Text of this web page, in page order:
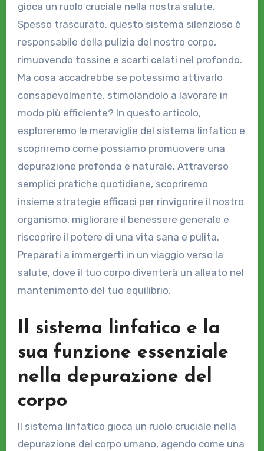
gioca un ruolo cruciale nella nostra salute.
Spesso trascurato, questo sistema silenzioso è
responsabile della pulizia del nostro corpo,
rimuovendo tossine e scarti celati nel profondo.
Ma cosa accadrebbe se potessimo attivarlo
consapevolmente, stimolandolo a lavorare in
modo più efficiente? In questo articolo,
esploreremo le meraviglie del sistema linfatico e
scopriremo come possiamo promuovere una
depurazione profonda e naturale. Attraverso
semplici pratiche quotidiane, scopriremo
insieme strategie efficaci per rinvigorire il nostro
organismo, migliorare il benessere generale e
riscoprire il potere di una vita sana e pulita.
Preparati a immergerti in un viaggio verso la
salute, dove il tuo corpo diventerà un alleato nel
mantenimento del tuo equilibrio.
Il sistema linfatico e la
sua funzione essenziale
nella depurazione del
corpo
Il sistema linfatico gioca un ruolo cruciale nella
depurazione del corpo umano, agendo come una